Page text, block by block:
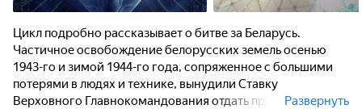
Цикл подробно рассказывает о битве за Беларусь.
Частичное освобождение белорусских земель осенью
1943-го и зимой 1944-го года, сопряженное с большими
потерями в людях и технике, вынудили Ставку
Верховного Главнокомандования отдать приказ оРазвернуть